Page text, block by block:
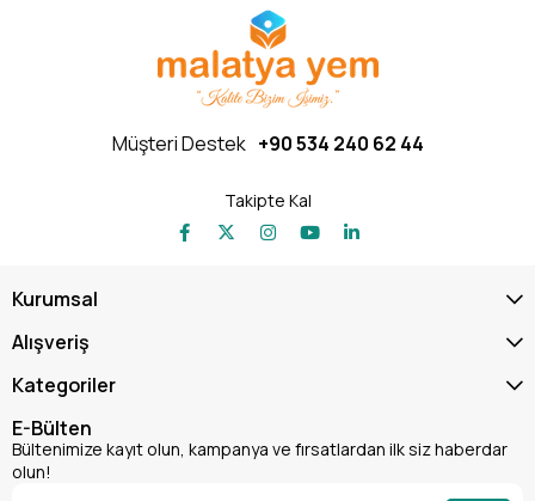
Müşteri Destek +90 534 240 62 44
Takipte Kal
Kurumsal
Alışveriş
Kategoriler
E-Bülten
Bültenimize kayıt olun, kampanya ve fırsatlardan ilk siz haberdar
olun!